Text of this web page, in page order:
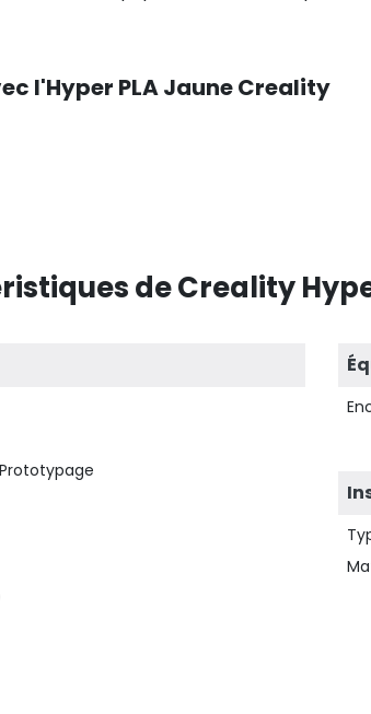
l'Hyper PLA Jaune Creality
de Creality